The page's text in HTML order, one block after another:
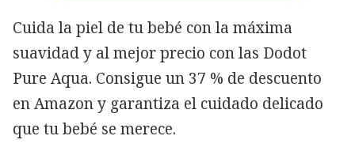
Cuida la piel de tu bebé con la máxima
suavidad y al mejor precio con las Dodot
Pure Aqua. Consigue un 37 % de descuento
en Amazon y garantiza el cuidado delicado
que tu bebé se merece.